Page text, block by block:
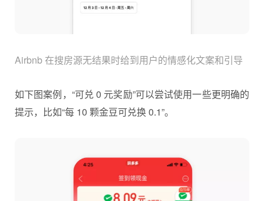
Airbnb 在搜房源无结果时给到用户的情感化文案和引导
如下图案例，“可兑 0 元奖励”可以尝试使用一些更明确的
提示，比如“每 10 颗金豆可兑换 0.1”。